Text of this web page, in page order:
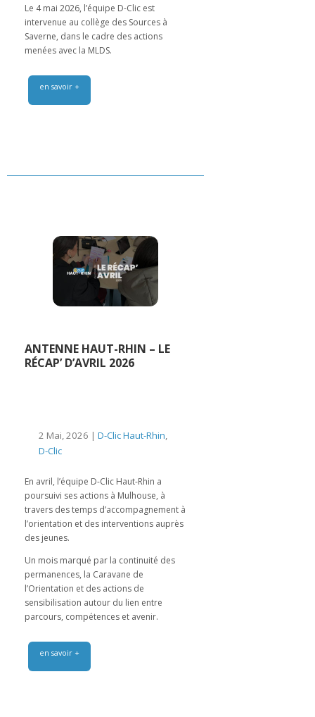
Le 4 mai 2026, l’équipe D-Clic est
intervenue au collège des Sources à
Saverne, dans le cadre des actions
menées avec la MLDS.
en savoir +
ANTENNE HAUT-RHIN – LE
RÉCAP’ D’AVRIL 2026
2 Mai, 2026 | D-Clic Haut-Rhin
D-Clic
En avril, l’équipe D-Clic Haut-Rhin a
poursuivi ses actions à Mulhouse, à
travers des temps d’accompagnement à
l’orientation et des interventions auprès
des jeunes.
Un mois marqué par la continuité des
permanences, la Caravane de
l’Orientation et des actions de
sensibilisation autour du lien entre
parcours, compétences et avenir.
en savoir +